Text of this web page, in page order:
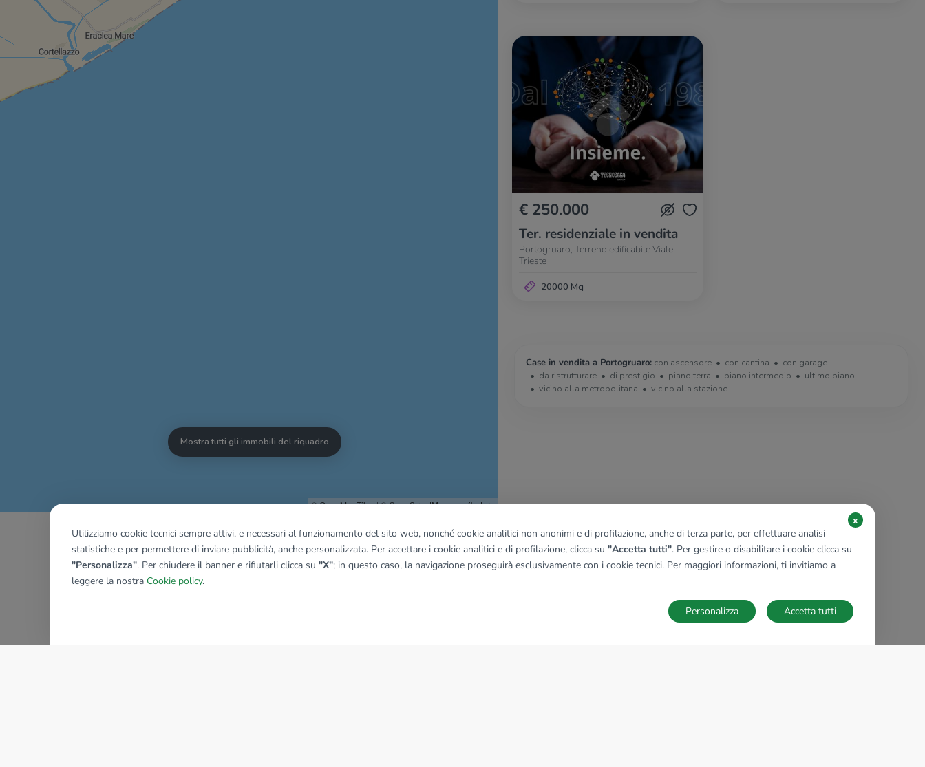
€ 250.000
Ter. residenziale in vendita
Portogruaro, Terreno edificabile Viale
Trieste
20000 Mq
Case in vendita a Portogruaro: con ascensore con cantina
con garage
da ristrutturare
di prestigio piano terra piano intermedio
ultimo piano
vicino alla metropolitana
vicino alla stazione
© OpenMapTiles|© OpenStreetMap contributors
Mostra tutti gli immobili del riquadro
Utilizziamo cookie tecnici sempre attivi, e necessari al funzionamento del sito web, nonché cookie analitici non anonimi e di profilazione, anche di terza parte, per effettuare analisi
statistiche e per permettere di inviare pubblicità, anche personalizzata. Per accettare i cookie analitici e di profilazione, clicca su "Accetta tutti". Per gestire o disabilitare i cookie clicca su
"Personalizza". Per chiudere il banner e rifiutarli clicca su "X"; in questo caso, la navigazione proseguirà esclusivamente con i cookie tecnici. Per maggiori informazioni, ti invitiamo a
leggere la nostra Cookie policy.
x
Accetta tutti
Personalizza